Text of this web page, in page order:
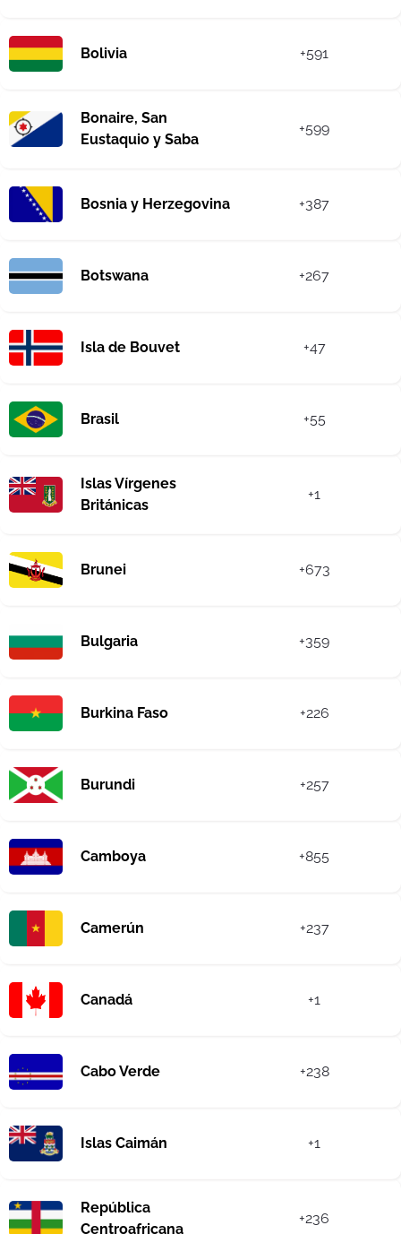
Bolivia +591
Bonaire, San
Eustaquio y Saba
+599
Bosnia y Herzegovina +387
Botswana +267
Isla de Bouvet +47
Brasil +55
Islas Vírgenes
Británicas
+1
Brunei +673
Bulgaria +359
Burkina Faso +226
Burundi +257
Camboya +855
Camerún +237
Canadá +1
Cabo Verde +238
Islas Caimán +1
República
Centroafricana
+236